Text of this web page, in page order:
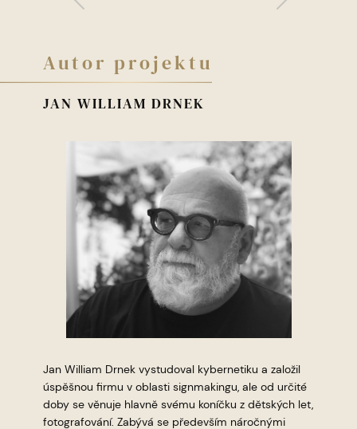
Autor projektu
JAN WILLIAM DRNEK
Jan William Drnek vystudoval kybernetiku a založil
úspěšnou firmu v oblasti signmakingu, ale od určité
doby se věnuje hlavně svému koníčku z dětských let,
fotografování. Zabývá se především náročnými